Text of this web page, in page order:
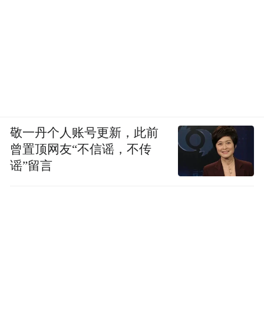
敬一丹个人账号更新，此前
曾置顶网友“不信谣，不传
谣”留言